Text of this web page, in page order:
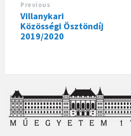
Previous
Villanykari
Közösségi Ösztöndíj
2019/2020